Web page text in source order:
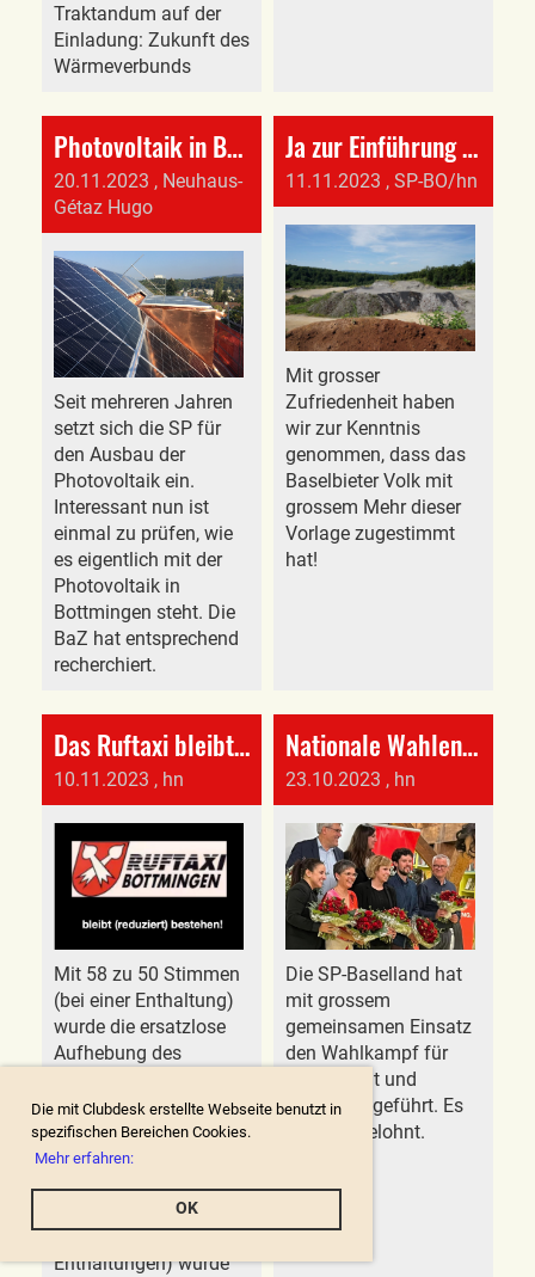
Die mit Clubdesk erstellte Webseite benutzt in
spezifischen Bereichen Cookies.
Mehr erfahren:
OK
Traktandum auf der
Einladung: Zukunft des
Wärmeverbunds
Photovoltaik in Bottmingen
20.11.2023 , Neuhaus-
Gétaz Hugo
Seit mehreren Jahren
setzt sich die SP für
den Ausbau der
Photovoltaik ein.
Interessant nun ist
einmal zu prüfen, wie
es eigentlich mit der
Photovoltaik in
Bottmingen steht. Die
BaZ hat entsprechend
recherchiert.
Ja zur Einführung kantonaler Deponieabgaben
11.11.2023 , SP-BO/hn
Mit grosser
Zufriedenheit haben
wir zur Kenntnis
genommen, dass das
Baselbieter Volk mit
grossem Mehr dieser
Vorlage zugestimmt
hat!
Das Ruftaxi bleibt in Bottmingen bestehen!
10.11.2023 , hn
Mit 58 zu 50 Stimmen
(bei einer Enthaltung)
wurde die ersatzlose
Aufhebung des
Angebots per Ende
2023 abgelehnt
(«Variante A»). Mit
grosser Mehrheit bei
vier Gegenstimmen
(und acht
Enthaltungen) wurde
Nationale Wahlen: Die SP in Baselland war erneut erfolgreich!
23.10.2023 , hn
Die SP-Baselland hat
mit grossem
gemeinsamen Einsatz
den Wahlkampf für
Nationalrat und
Ständerat geführt. Es
hat sich gelohnt.